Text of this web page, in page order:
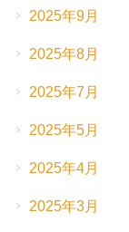
2025年9月
2025年8月
2025年7月
2025年5月
2025年4月
2025年3月